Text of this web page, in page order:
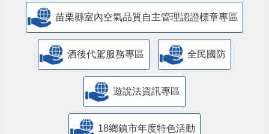
苗栗縣室內空氣品質自主管理認證標章專區
酒後代駕服務專區 全民國防
遊說法資訊專區
18鄉鎮市年度特色活動